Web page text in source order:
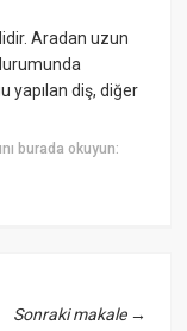
Aradan uzun
yapılan diş, diğer
burada okuyun:
Sonraki makale→